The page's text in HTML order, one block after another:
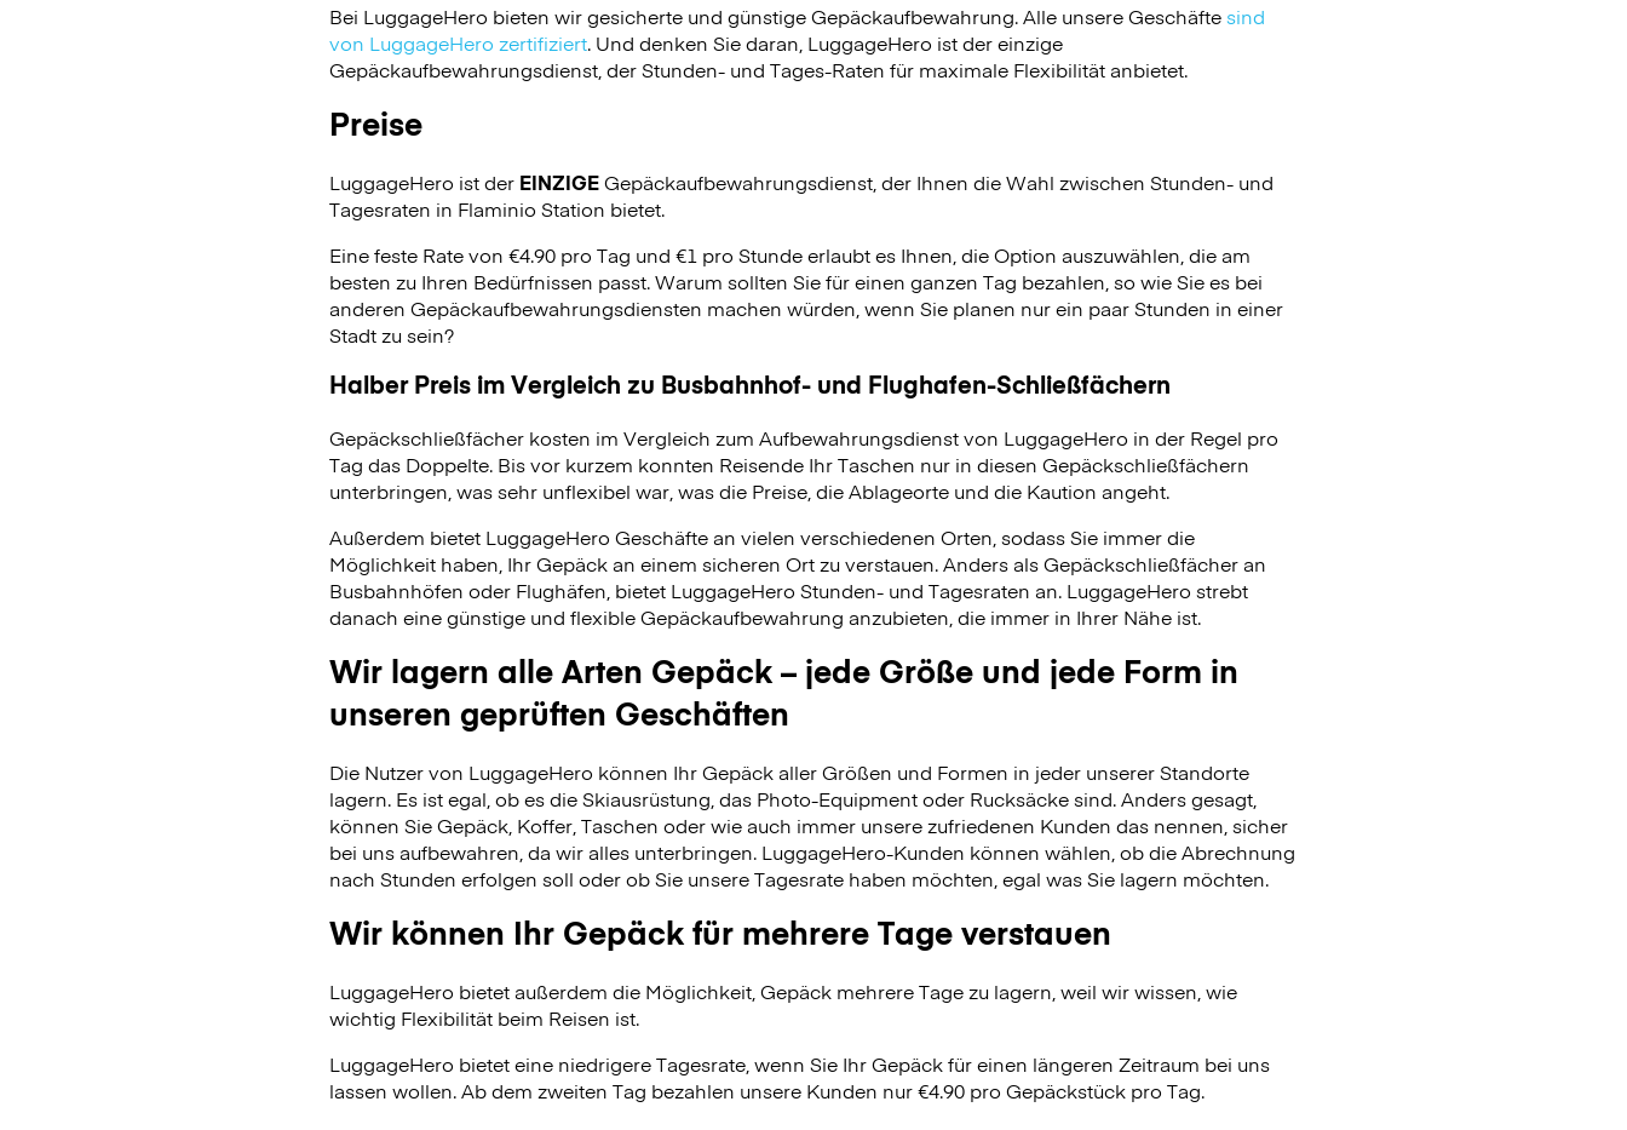
Bei LuggageHero bieten wir gesicherte und günstige Gepäckaufbewahrung. Alle unsere Geschäftesind
von LuggageHero zertifiziert. Und denken Sie daran, LuggageHero ist der einzige
Gepäckaufbewahrungsdienst, der Stunden- und Tages-Raten für maximale Flexibilität anbietet.
Preise
LuggageHero ist der EINZIGEGepäckaufbewahrungsdienst, der Ihnen die Wahl zwischen Stunden- und
Tagesraten in Flaminio Station bietet.
Eine feste Rate von €4.90 pro Tag und €1 pro Stunde erlaubt es Ihnen, die Option auszuwählen, die am
besten zu Ihren Bedürfnissen passt. Warum sollten Sie für einen ganzen Tag bezahlen, so wie Sie es bei
anderen Gepäckaufbewahrungsdiensten machen würden, wenn Sie planen nur ein paar Stunden in einer
Stadt zu sein?
Halber Preis im Vergleich zu Busbahnhof- und Flughafen-Schließfächern
Gepäckschließfächer kosten im Vergleich zum Aufbewahrungsdienst von LuggageHero in der Regel pro
Tag das Doppelte. Bis vor kurzem konnten Reisende Ihr Taschen nur in diesen Gepäckschließfächern
unterbringen, was sehr unflexibel war, was die Preise, die Ablageorte und die Kaution angeht.
Außerdem bietet LuggageHero Geschäfte an vielen verschiedenen Orten, sodass Sie immer die
Möglichkeit haben, Ihr Gepäck an einem sicheren Ort zu verstauen. Anders als Gepäckschließfächer an
Busbahnhöfen oder Flughäfen, bietet LuggageHero Stunden- und Tagesraten an. LuggageHero strebt
danach eine günstige und flexible Gepäckaufbewahrung anzubieten, die immer in Ihrer Nähe ist.
Wir lagern alle Arten Gepäck – jede Größe und jede Form in
unseren geprüften Geschäften
Die Nutzer von LuggageHero können Ihr Gepäck aller Größen und Formen in jeder unserer Standorte
lagern. Es ist egal, ob es die Skiausrüstung, das Photo-Equipment oder Rucksäcke sind. Anders gesagt,
können Sie Gepäck, Koffer, Taschen oder wie auch immer unsere zufriedenen Kunden das nennen, sicher
bei uns aufbewahren, da wir alles unterbringen. LuggageHero-Kunden können wählen, ob die Abrechnung
nach Stunden erfolgen soll oder ob Sie unsere Tagesrate haben möchten, egal was Sie lagern möchten.
Wir können Ihr Gepäck für mehrere Tage verstauen
LuggageHero bietet außerdem die Möglichkeit, Gepäck mehrere Tage zu lagern, weil wir wissen, wie
wichtig Flexibilität beim Reisen ist.
LuggageHero bietet eine niedrigere Tagesrate, wenn Sie Ihr Gepäck für einen längeren Zeitraum bei uns
lassen wollen. Ab dem zweiten Tag bezahlen unsere Kunden nur €4.90 pro Gepäckstück pro Tag.